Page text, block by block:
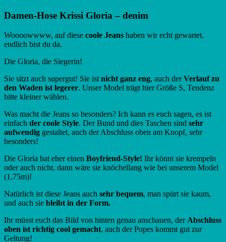
Damen-Hose Krissi Gloria – denim
Woooowwww, auf diese coole Jeans haben wir echt gewartet,
endlich bist du da.
Die Gloria, die Siegerin!
Sie sitzt auch supergut! Sie ist nicht ganz eng, auch derVerlauf zu
den Waden ist legerer. Unser Model trägt hier Größe S, Tendenz
bitte kleiner wählen.
Was macht die Jeans so besonders? Ich kann es euch sagen, es ist
einfach der coole Style. Der Bund und dies Taschen sind sehr
aufwendig gestaltet, auch der Abschluss oben am Knopf, sehr
besonders!
Die Gloria hat eher einen Boyfriend-Style! Ihr könnt sie krempeln
oder auch nicht, dann wäre sie knöchellang wie bei unserem Model
(1,75m)!
Natürlich ist diese Jeans auch sehr bequem, man spürt sie kaum,
und auch sie bleibt in der Form.
Ihr müsst euch das Bild von hinten genau anschauen, der Abschluss
oben ist richtig cool gemacht, auch der Popes kommt gut zur
Geltung!